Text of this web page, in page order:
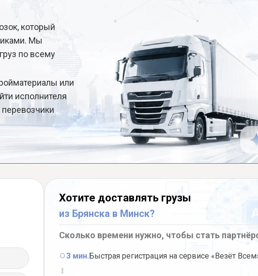
который
Мы
по всему
или
исполнителя
Хотите доставлять грузы
из Брянска в Минск?
Сколько времени нужно, чтобы стать
3 мин.Быстрая регистрация на сервисе «Везёт